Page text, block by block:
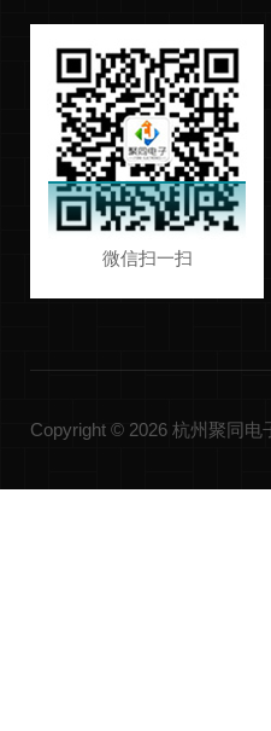
微信扫一扫
Copyright © 2026 杭州聚同电